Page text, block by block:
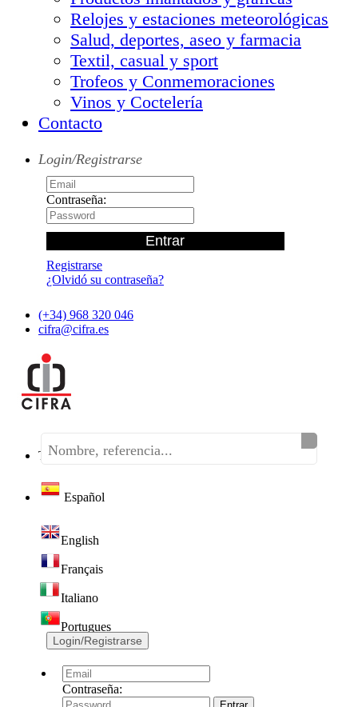
Relojes y estaciones meteorológicas
Salud, deportes, aseo y farmacia
Textil, casual y sport
Trofeos y Conmemoraciones
Vinos y Coctelería
Contacto
Login/Registrarse
Contraseña:
Registrarse
¿Olvidó su contraseña?
(+34) 968 320 046
cifra@cifra.es
Teléfono:(+34) 968 320 046
Español
English
Français
Italiano
Portugues
Login/Registrarse
Contraseña: